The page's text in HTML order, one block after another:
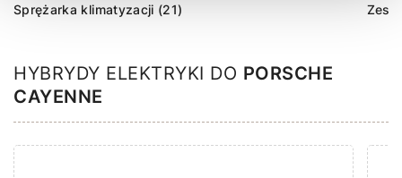
Sprężarka klimatyzacji (21)
HYBRYDY ELEKTRYKI DO PORSCHE
CAYENNE